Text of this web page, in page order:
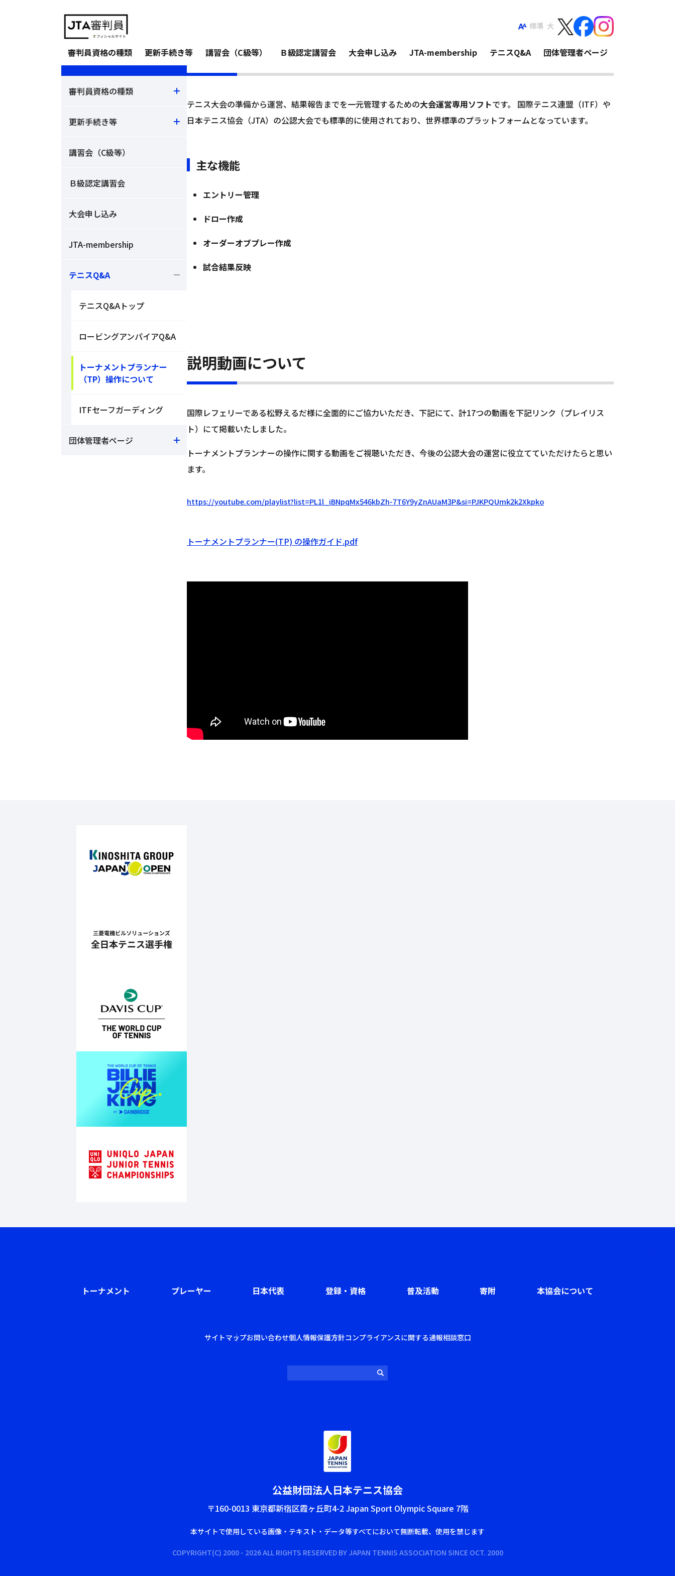
標準 大
審判員資格の種類 更新手続き等 講習会（C級等） Ｂ級認定講習会 大会申し込み JTA-membership テニスQ&A 団体管理者ページ
ホーム >
JTA審判員サイト
トーナメントプランナー（TP）とは
テニス大会の準備から運営、結果報告までを一元管理するための大会運営専用ソフトです。 国際テニス連盟（ITF）や
日本テニス協会（JTA）の公認大会でも標準的に使用されており、世界標準のプラットフォームとなっています。
主な機能
エントリー管理
ドロー作成
オーダーオブプレー作成
試合結果反映
説明動画について
国際レフェリーである松野えるだ様に全面的にご協力いただき、下記にて、計17つの動画を下記リンク（プレイリス
ト）にて掲載いたしました。
トーナメントプランナーの操作に関する動画をご視聴いただき、今後の公認大会の運営に役立てていただけたらと思い
ます。
https://youtube.com/playlist?list=PL1l_iBNpqMx546kbZh-7T6Y9yZnAUaM3P&si=PJKPQUmk2k2Xkpko
トーナメントプランナー(TP) の操作ガイド.pdf
JTA審判員サイト
審判員資格の種類
更新手続き等
講習会（C級等）
Ｂ級認定講習会
大会申し込み
JTA-membership
テニスQ&A
テニスQ&Aトップ
ロービングアンパイアQ&A
トーナメントプランナー
（TP）操作について
ITFセーフガーディング
団体管理者ページ
トーナメント プレーヤー 日本代表 登録・資格 普及活動 寄附 本協会について
サイトマップお問い合わせ個人情報保護方針コンプライアンスに関する通報相談窓口
公益財団法⼈⽇本テニス協会
〒160-0013 東京都新宿区霞ヶ丘町4-2 Japan Sport Olympic Square 7階
本サイトで使⽤している画像‧テキスト‧データ等すべてにおいて無断転載、使⽤を禁じます
COPYRIGHT(C) 2000 - 2026 ALL RIGHTS RESERVED BY JAPAN TENNIS ASSOCIATION SINCE OCT. 2000